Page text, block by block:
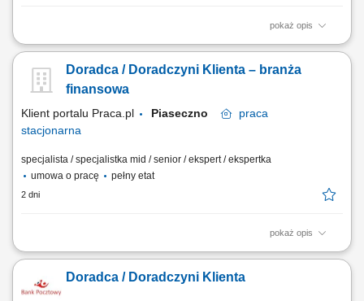
pokaż opis
obsługa klientów; utrzymywanie dobrych relacji z klientami; realizacja
firm;
Doradca / Doradczyni Klienta – branża
finansowa
Klient portalu Praca.pl Piaseczno
praca
stacjonarna
specjalista / specjalistka mid / senior / ekspert / ekspertka
umowa o pracę
pełny etat
2 dni
pokaż opis
Aktywne pozyskiwanie klientów i budowanie z nimi długofalowych
odpowiednich rozwiązań finansowych. Sprzedaż produktów
bankowych, w tym funduszy inwestycyjnych. Operacyjna obsługa
Doradca / Doradczyni Klienta